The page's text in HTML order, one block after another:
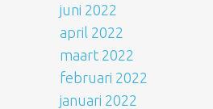
juni 2022
april 2022
maart 2022
februari 2022
januari 2022